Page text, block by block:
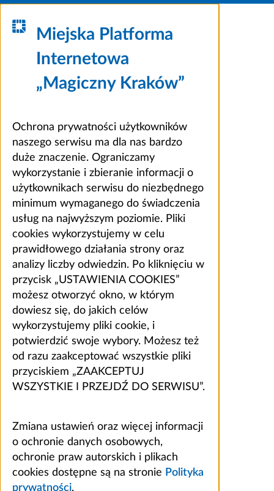
Miejska Platforma
Internetowa
„Magiczny Kraków”
Ochrona prywatności użytkowników
naszego serwisu ma dla nas bardzo
duże znaczenie. Ograniczamy
wykorzystanie i zbieranie informacji o
użytkownikach serwisu do niezbędnego
minimum wymaganego do świadczenia
usług na najwyższym poziomie. Pliki
cookies wykorzystujemy w celu
prawidłowego działania strony oraz
analizy liczby odwiedzin. Po kliknięciu w
przycisk „USTAWIENIA COOKIES”
możesz otworzyć okno, w którym
dowiesz się, do jakich celów
wykorzystujemy pliki cookie, i
potwierdzić swoje wybory. Możesz też
od razu zaakceptować wszystkie pliki
przyciskiem „ZAAKCEPTUJ
WSZYSTKIE I PRZEJDŹ DO SERWISU”.
Zmiana ustawień oraz więcej informacji
o ochronie danych osobowych,
ochronie praw autorskich i plikach
cookies dostępne są na stronie Polityka
prywatności.